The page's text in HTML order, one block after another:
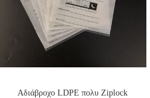
Αδιάβροχο LDPE πολυ Ziplock